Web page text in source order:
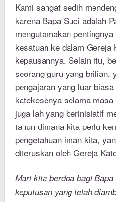
Kami sangat sedih
karena Bapa Suci adalah
mengutamakan
kesatuan ke dalam Gereja
kepausannya. Selain itu,
seorang guru yang brilian,
pengajaran yang luar
katekesenya selama
juga lah yang berinisiatif
tahun dimana kita perlu
pengetahuan iman kita,
diteruskan oleh Gereja
Mari kita berdoa bagi
keputusan yang telah